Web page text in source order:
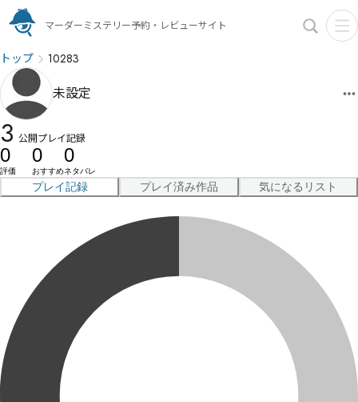
マーダーミステリー予約・レビューサイト
トップ 10283
未設定
3 公開プレイ記録
0
評価
0
おすすめ
0
ネタバレ
プレイ記録 プレイ済み作品 気になるリスト